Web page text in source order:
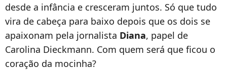
desde a infância e cresceram juntos. Só que tudo
vira de cabeça para baixo depois que os dois se
apaixonam pela jornalista Diana, papel de
Carolina Dieckmann. Com quem será que ficou o
coração da mocinha?